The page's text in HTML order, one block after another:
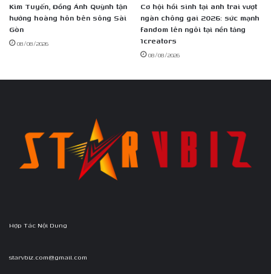
Kim Tuyến, Đồng Ánh Quỳnh tận
hưởng hoàng hôn bên sông Sài
Gòn
08/08/2026
Cơ hội hồi sinh tại anh trai vượt
ngàn chông gai 2026: sức mạnh
fandom lên ngôi tại nền tảng
1creators
08/08/2026
Hợp Tác Nội Dung
starvbiz.com@gmail.com